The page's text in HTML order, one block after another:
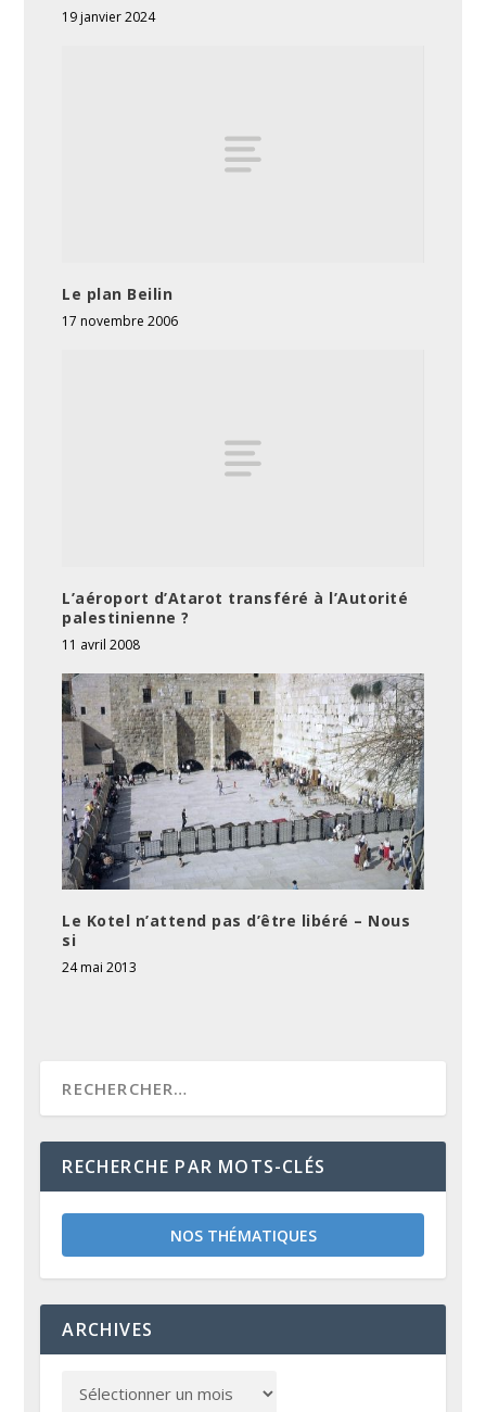
19 janvier 2024
Le plan Beilin
17 novembre 2006
L’aéroport d’Atarot transféré à l’Autorité
palestinienne ?
11 avril 2008
Le Kotel n’attend pas d’être libéré – Nous
si
24 mai 2013
RECHERCHE PAR MOTS-CLÉS
NOS THÉMATIQUES
ARCHIVES